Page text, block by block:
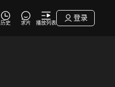
历史 求片 播放列表
登录